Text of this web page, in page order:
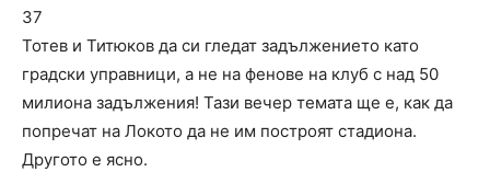
37
Тотев и Титюков да си гледат задължението като
градски управници, а не на фенове на клуб с над 50
милиона задължения! Тази вечер темата ще е, как да
попречат на Локото да не им построят стадиона.
Другото е ясно.